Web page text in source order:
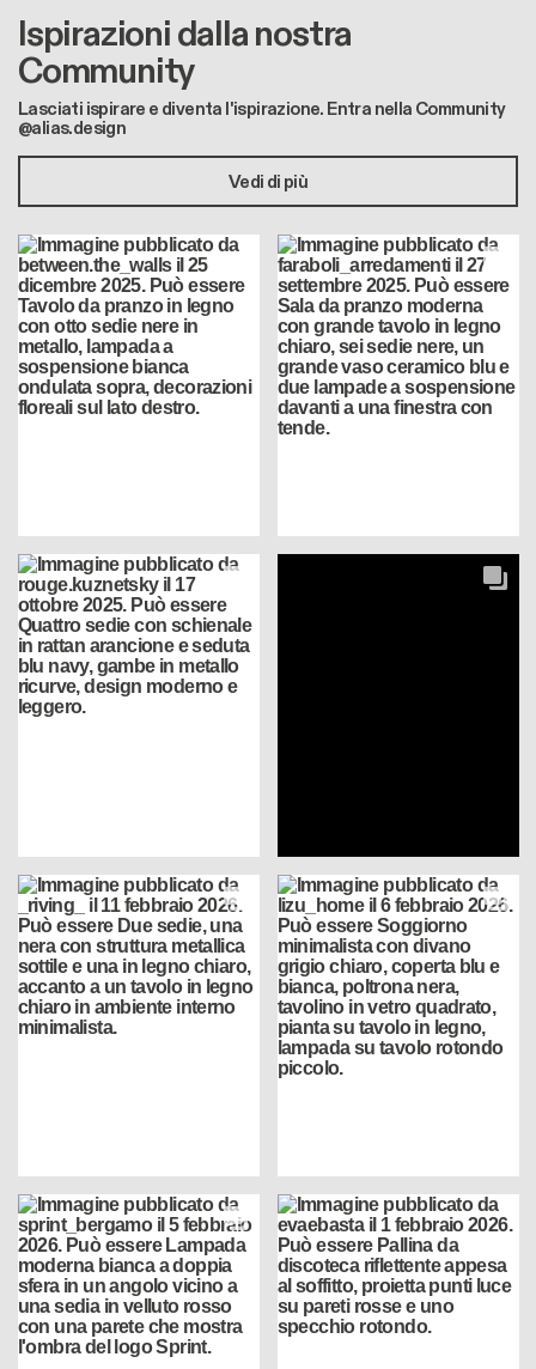
Ispirazioni dalla nostra
Community
Lasciati ispirare e diventa l'ispirazione. Entra nella Community
@alias.design
Vedi di più